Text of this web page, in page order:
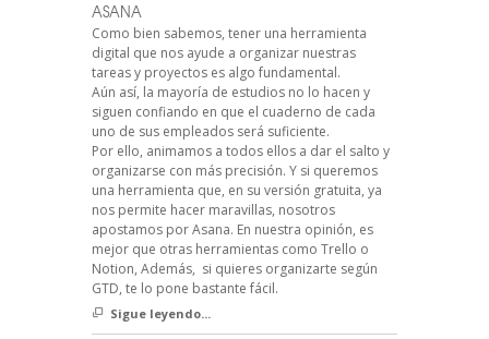
ASANA
Como bien sabemos, tener una herramienta
digital que nos ayude a organizar nuestras
tareas y proyectos es algo fundamental.
Aún así, la mayoría de estudios no lo hacen y
siguen confiando en que el cuaderno de cada
uno de sus empleados será suficiente.
Por ello, animamos a todos ellos a dar el salto y
organizarse con más precisión. Y si queremos
una herramienta que, en su versión gratuita, ya
nos permite hacer maravillas, nosotros
apostamos por Asana. En nuestra opinión, es
mejor que otras herramientas como Trello o
Notion, Además, si quieres organizarte según
GTD, te lo pone bastante fácil.
Sigue leyendo...